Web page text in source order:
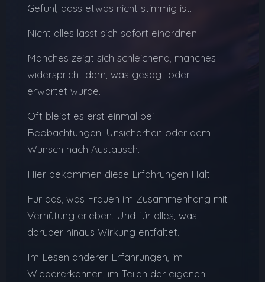
Gefühl, dass etwas nicht stimmig ist.
Nicht alles lässt sich sofort einordnen.
Manches zeigt sich schleichend, manches
widerspricht dem, was gesagt oder
erwartet wurde.
Oft bleibt es erst einmal bei
Beobachtungen, Unsicherheit oder dem
Wunsch nach Austausch.
Hier bekommen diese Erfahrungen Halt.
Für das, was Frauen im Zusammenhang mit
Verhütung erleben. Und für alles, was
darüber hinaus Wirkung entfaltet.
Im Lesen anderer Erfahrungen, im
Wiedererkennen, im Teilen der eigenen